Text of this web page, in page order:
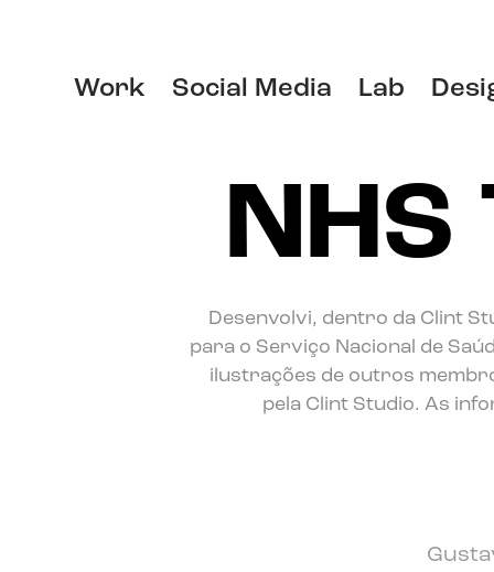
Work Social Media Lab
Desenvolvi, dentro da Clint
para o Serviço Nacional de
ilustrações de outros
pela Clint Studio. As